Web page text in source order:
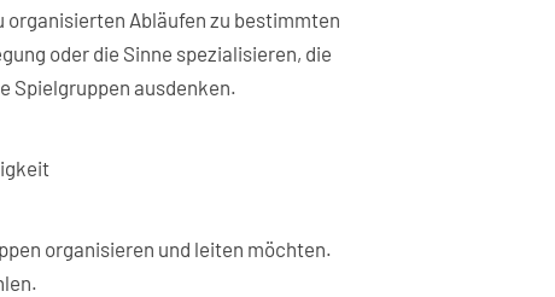
Abläufen zu bestimmten
oder die Sinne spezialisieren, die
Spielgruppen ausdenken.
organisieren und leiten möchten.